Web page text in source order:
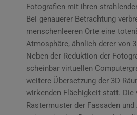
Fotografien mit ihren
Bei genauerer Betrachtung
menschenleeren Orte eine
Atmosphäre, ähnlich derer von
Neben der Reduktion der
scheinbar virtuellen
weitere Übersetzung der 3D
wirkenden Flächigkeit statt. Die
Rastermuster der Fassaden